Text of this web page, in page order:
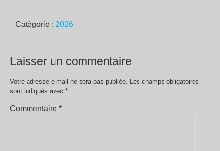
Catégorie : 2026
Laisser un commentaire
Votre adresse e-mail ne sera pas publiée. Les champs obligatoires
sont indiqués avec *
Commentaire *